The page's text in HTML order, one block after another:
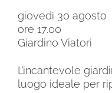
giovedì 30 agosto
ore 17.00
Giardino Viatori
L’incantevole
luogo ideale per